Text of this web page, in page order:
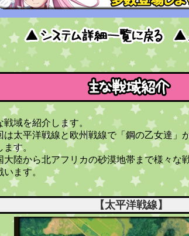
戦域を紹介します。
は太平洋戦線と欧州戦線で「鋼の乙女達」
ます。
大陸から北アフリカの砂漠地帯まで様々な
います。
【太平洋戦線】